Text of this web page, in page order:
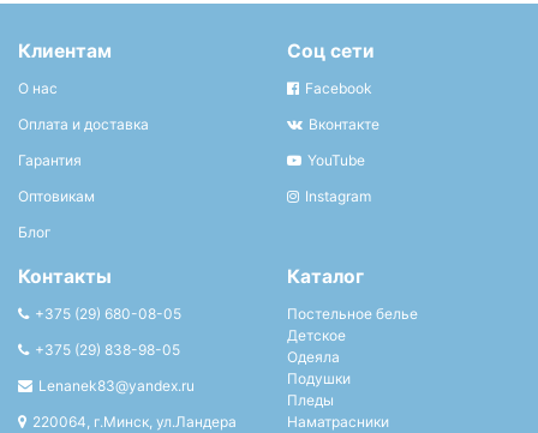
Клиентам
О нас
Оплата и доставка
Гарантия
Оптовикам
Блог
Соц сети
Facebook
Вконтакте
YouTube
Instagram
Контакты
+375 (29) 680-08-05
+375 (29) 838-98-05
Lenanek83@yandex.ru
220064, г.Минск, ул.Ландера
Каталог
Постельное белье
Детское
Одеяла
Подушки
Пледы
Наматрасники